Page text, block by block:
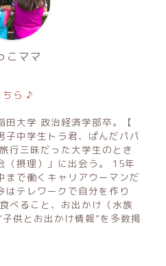
こママ
ちら ♪
田大学 政治経済学部卒。【
子中学生トラ君、ぱんだパパ
行三昧だった大学生のとき
（摂理）」に出会う。 15年
まで働くキャリアウーマンだ
はテレワークで自分を作り
べること、お出かけ（水族
供とお出かけ情報”を多数掲